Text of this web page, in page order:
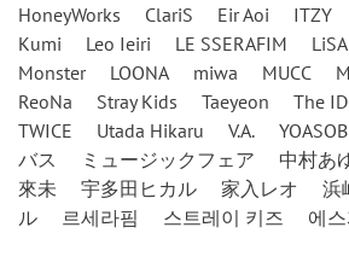
HoneyWorks
ClariS Eir Aoi ITZY
Kumi
Leo Ieiri LE SSERAFIM LiSA
Monster
LOONA miwa MUCC
ReoNa
Stray Kids Taeyeon
The
TWICE
Utada Hikaru V.A.
バス
ミュージックフェア 中村あ
來未
宇多田ヒカル 家入レオ 浜
ル
르세라핌 스트레이 키즈 에